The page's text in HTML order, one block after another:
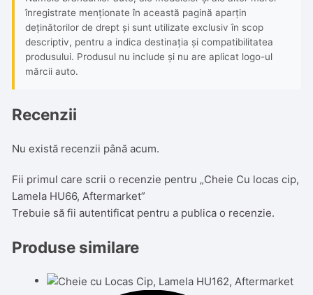
înregistrate menționate în această pagină aparțin
deținătorilor de drept și sunt utilizate exclusiv în scop
descriptiv, pentru a indica destinația și compatibilitatea
produsului. Produsul nu include și nu are aplicat logo-ul
mărcii auto.
Recenzii
Nu există recenzii până acum.
Fii primul care scrii o recenzie pentru „Cheie Cu locas cip,
Lamela HU66, Aftermarket”
Trebuie să fiiautentificat pentru a publica o recenzie.
Produse similare